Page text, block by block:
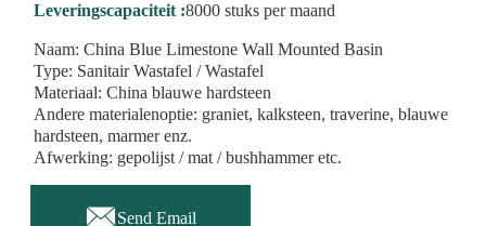
Leveringscapaciteit :8000 stuks per maand
Naam: China Blue Limestone Wall Mounted Basin
Type: Sanitair Wastafel / Wastafel
Materiaal: China blauwe hardsteen
Andere materialenoptie: graniet, kalksteen, traverine, blauwe
hardsteen, marmer enz.
Afwerking: gepolijst / mat / bushhammer etc.
Send Email